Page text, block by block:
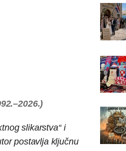
slikarstva“ i
postavlja ključnu